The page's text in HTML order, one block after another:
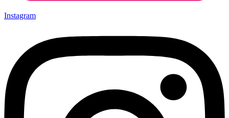
Instagram